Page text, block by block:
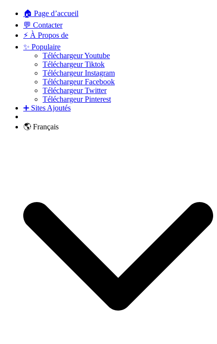
🏠 Page d’accueil
💬 Contacter
⚡ À Propos de
✨ Populaire
Téléchargeur Youtube
Téléchargeur Tiktok
Téléchargeur Instagram
Téléchargeur Facebook
Téléchargeur Twitter
Téléchargeur Pinterest
➕ Sites Ajoutés
🌎 Français